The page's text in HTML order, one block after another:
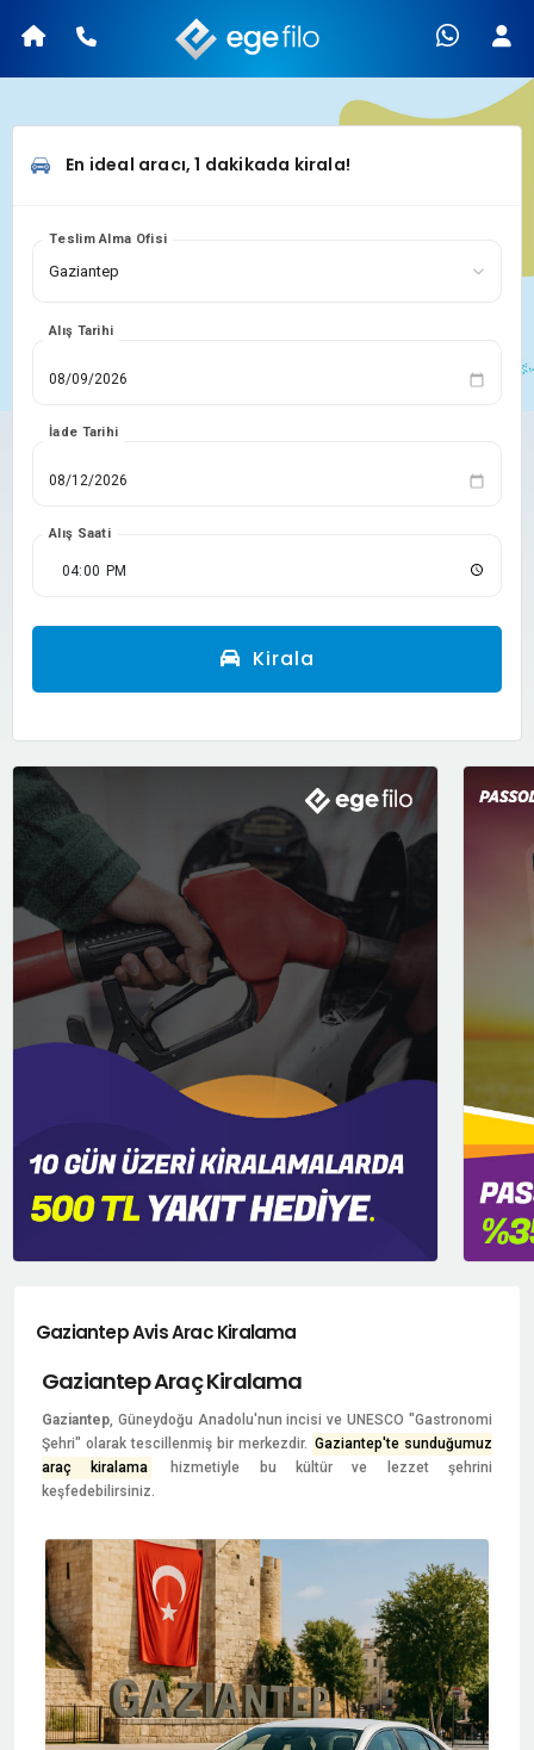
En ideal aracı, 1 dakikada kirala!
Teslim Alma Ofisi
Alış Tarihi
İade Tarihi
Alış Saati
Kirala
Gaziantep Avis Arac Kiralama
Gaziantep Araç Kiralama
Gaziantep, Güneydoğu Anadolu'nun incisi ve UNESCO "Gastronomi
Şehri" olarak tescillenmiş bir merkezdir. Gaziantep'te sunduğumuz
araç kiralama
hizmetiyle bu kültür ve lezzet şehrini
keşfedebilirsiniz.